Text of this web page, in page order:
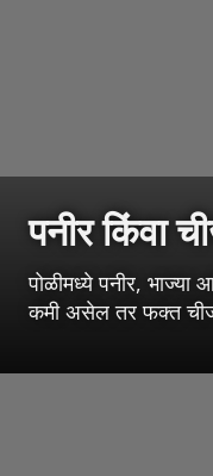
पनीर किंवा
पोळीमध्ये पनीर,
कमी असेल तर फक्त